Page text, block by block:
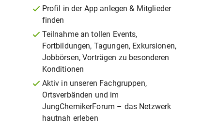
Profil in der App anlegen & Mitglieder
finden
Teilnahme an tollen Events,
Fortbildungen, Tagungen, Exkursionen,
Jobbörsen, Vorträgen zu besonderen
Konditionen
Aktiv in unseren Fachgruppen,
Ortsverbänden und im
JungChemikerForum – das Netzwerk
hautnah erleben